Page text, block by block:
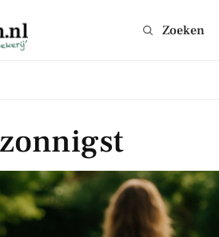
Zoeken
tips & weetjes en blijf op de